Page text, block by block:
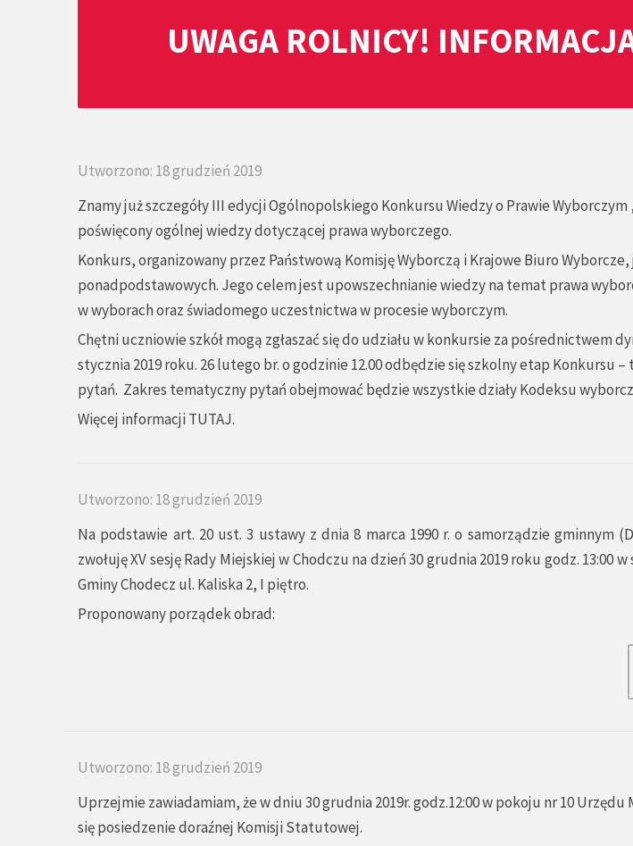
UWAGA ROLNICY!
Utworzono: 18 grudzień 2019
Znamy już szczegóły III edycji Ogólnopolskiego Konkursu Wiedzy o Prawie Wyborczym
poświęcony ogólnej wiedzy dotyczącej prawa wyborczego.
Konkurs, organizowany przez Państwową Komisję Wyborczą i Krajowe Biuro
ponadpodstawowych. Jego celem jest upowszechnianie wiedzy na temat prawa
w wyborach oraz świadomego uczestnictwa w procesie wyborczym.
Chętni uczniowie szkół mogą zgłaszać się do udziału w konkursie za pośrednictwem
stycznia 2019 roku. 26 lutego br. o godzinie 12.00 odbędzie się szkolny etap Konkursu –
pytań. Zakres tematyczny pytań obejmować będzie wszystkie działy Kodeksu
Więcej informacji TUTAJ.
Utworzono: 18 grudzień 2019
Na podstawie art. 20 ust. 3 ustawy z dnia 8 marca 1990 r. o samorządzie gminnym
zwołuję XV sesję Rady Miejskiej w Chodczu na dzień 30 grudnia 2019 roku godz. 13:00
Gminy Chodecz ul. Kaliska 2, I piętro.
Proponowany porządek obrad:
Utworzono: 18 grudzień 2019
Uprzejmie zawiadamiam, że w dniu 30 grudnia 2019r. godz.12:00 w pokoju nr 10 Urzędu
się posiedzenie doraźnej Komisji Statutowej.